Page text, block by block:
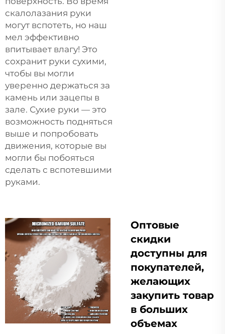
скалолазания руки
могут вспотеть, но наш
мел эффективно
впитывает влагу! Это
сохранит руки сухими,
чтобы вы могли
уверенно держаться за
камень или зацепы в
зале. Сухие руки — это
возможность подняться
выше и попробовать
движения, которые вы
могли бы побояться
сделать с вспотевшими
руками.
Оптовые
скидки
доступны для
покупателей,
желающих
закупить товар
в больших
объемах